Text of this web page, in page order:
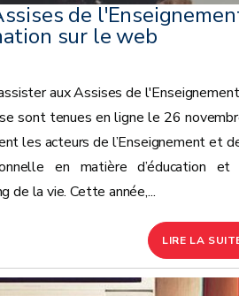
de
sur le web
aux Assises de
sont tenues en ligne le 26
les acteurs de l’Enseignement et
en matière d’éducation
de la vie. Cette année,...
LIRE LA